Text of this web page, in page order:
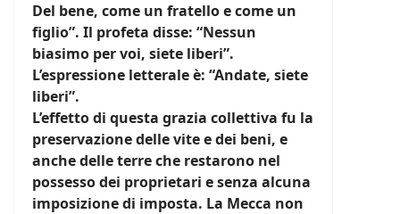
Del bene, come un fratello e come un
figlio”. Il profeta disse: “Nessun
biasimo per voi, siete liberi”.
L’espressione letterale è: “Andate, siete
liberi”.
L’effetto di questa grazia collettiva fu la
preservazione delle vite e dei beni, e
anche delle terre che restarono nel
possesso dei proprietari e senza alcuna
imposizione di imposta. La Mecca non